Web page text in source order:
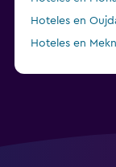
Hoteles en
Hoteles en